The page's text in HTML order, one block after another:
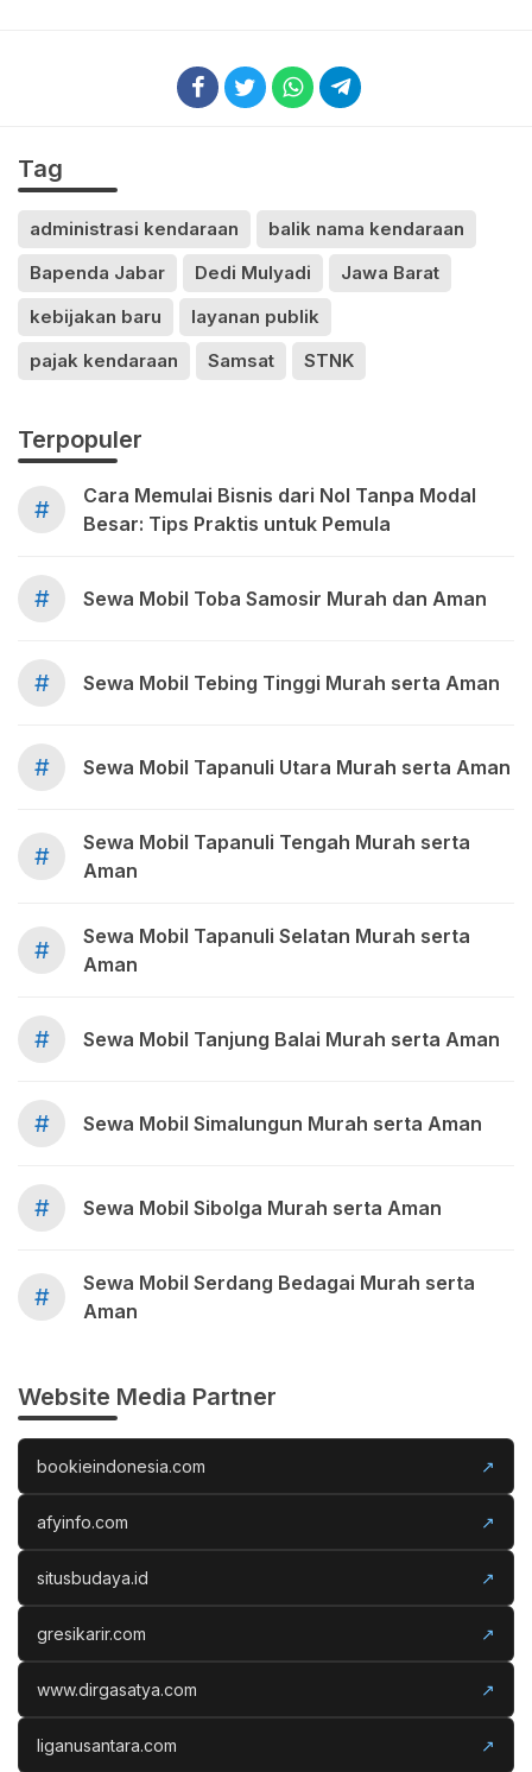
Tag
administrasi kendaraan
balik nama kendaraan
Bapenda Jabar
Dedi Mulyadi
Jawa Barat
kebijakan baru
layanan publik
pajak kendaraan
Samsat STNK
Terpopuler
#
Cara Memulai Bisnis dari Nol Tanpa Modal
Besar: Tips Praktis untuk Pemula
# Sewa Mobil Toba Samosir Murah dan Aman
# Sewa Mobil Tebing Tinggi Murah serta Aman
# Sewa Mobil Tapanuli Utara Murah serta Aman
#
Sewa Mobil Tapanuli Tengah Murah serta
Aman
#
Sewa Mobil Tapanuli Selatan Murah serta
Aman
# Sewa Mobil Tanjung Balai Murah serta Aman
# Sewa Mobil Simalungun Murah serta Aman
# Sewa Mobil Sibolga Murah serta Aman
#
Sewa Mobil Serdang Bedagai Murah serta
Aman
Website Media Partner
bookieindonesia.com ↗
afyinfo.com ↗
situsbudaya.id ↗
gresikarir.com ↗
www.dirgasatya.com ↗
liganusantara.com ↗